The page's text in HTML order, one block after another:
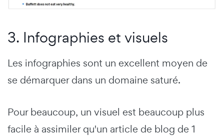
3. Infographies et visuels
Les infographies sont un excellent moyen de
se démarquer dans un domaine saturé.
Pour beaucoup, un visuel est beaucoup plus
facile à assimiler qu'un article de blog de 1